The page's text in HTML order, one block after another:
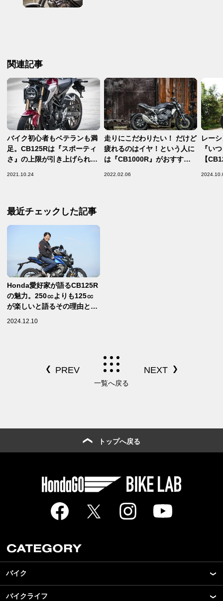
関連記事
バイク初心者もベテランも満
足。CB125Rは『スポーティ
さ』の上限が引き上げられ
2021.10.24
走りにこだわりたい！ だけど
疲れるのはイヤ！という人に
は『CB1000R』がおすす
2022.02.06
レー
『い
【
最近チェックした記事
Honda愛好家が語るCB125R
の魅力。250㏄よりも125㏄
が楽しいと語るその理由と
は？
2024.12.10
一覧へ戻る
トップへ戻る
バイク
バイクライフ